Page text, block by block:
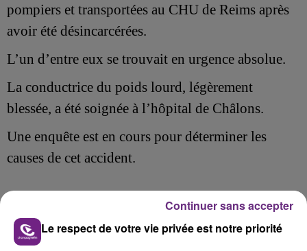
pompiers et transportées au CHU de Reims après
avoir été désincarcérées.
L’un d’entre eux se trouvait en urgence absolue.
La conductrice du poids lourd, légèrement
blessée, a été soignée à l’hôpital de Châlons.
Une enquête est en cours pour déterminer les
causes de cet accident.
FIL D'ACTU
Le respect de votre vie privée est notre priorité
Continuer sans accepter